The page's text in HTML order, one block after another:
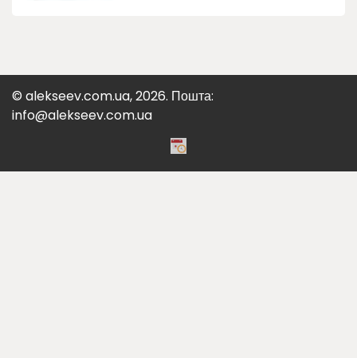
© alekseev.com.ua, 2026. Пошта:
info@alekseev.com.ua